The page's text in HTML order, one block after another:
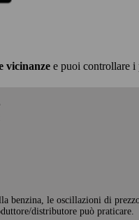
vicinanze e puoi controllare i
benzina, le oscillazioni di
distributore può praticare.